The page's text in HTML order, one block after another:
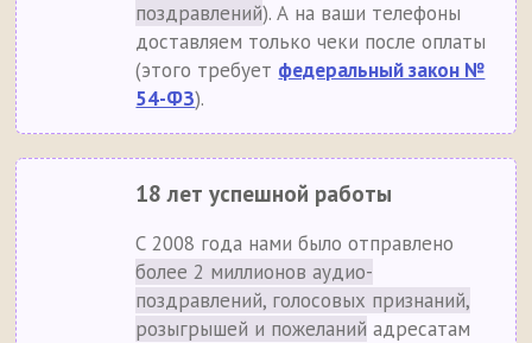
поздравлений). А на ваши телефоны
доставляем только чеки после оплаты
(этого требует федеральный закон №
54-ФЗ).
18 лет успешной работы
С 2008 года нами было отправлено
более 2 миллионов аудио-
поздравлений, голосовых признаний,
розыгрышей и пожеланий адресатам